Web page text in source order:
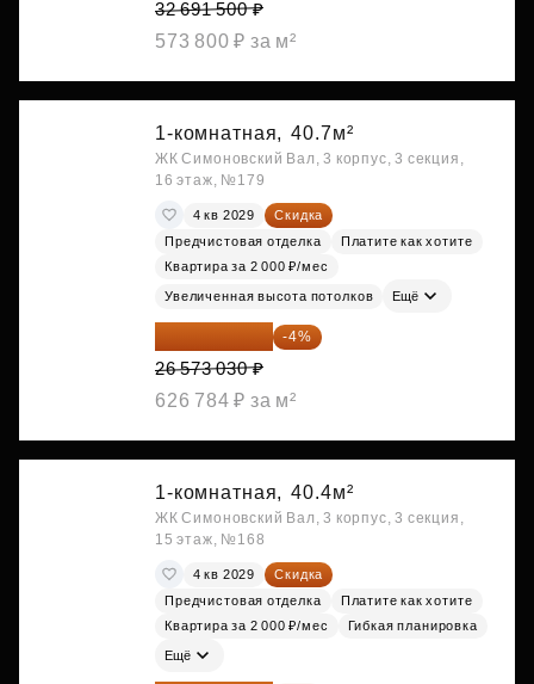
32 691 500 ₽
573 800 ₽ за м²
1-комнатная, 40.7м²
ЖК Симоновский Вал, 3 корпус, 3 секция,
16 этаж, №179
4 кв 2029
Скидка
Предчистовая отделка
Платите как хотите
Квартира за 2 000 ₽/мес
Увеличенная высота потолков Ещё
25 510 109 ₽ -4%
26 573 030 ₽
626 784 ₽ за м²
1-комнатная, 40.4м²
ЖК Симоновский Вал, 3 корпус, 3 секция,
15 этаж, №168
4 кв 2029
Скидка
Предчистовая отделка
Платите как хотите
Квартира за 2 000 ₽/мес
Гибкая планировка
Ещё